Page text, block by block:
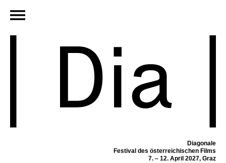
Diagonale
Festival des österreichischen Films
7. – 12. April 2027, Graz